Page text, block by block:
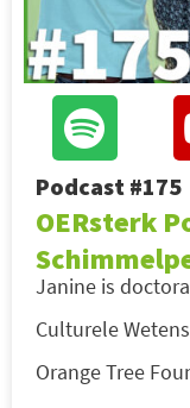
Podcast #175
OERsterk
Janine is
Culturele
Orange Tree